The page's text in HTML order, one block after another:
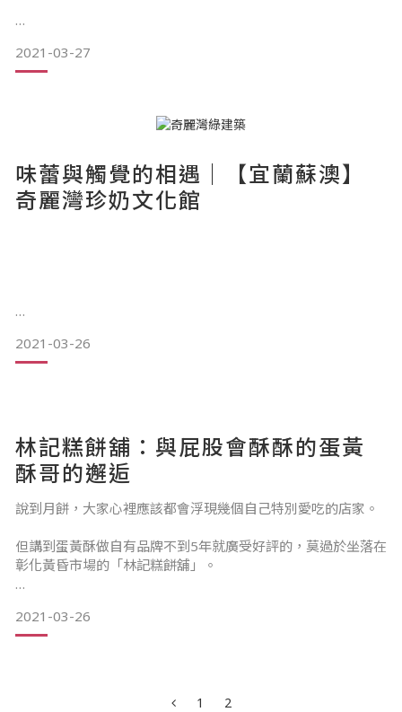
使用 Siiv產品後。（圖／黃
嬉說：生活旅行、香水還有我的男人
其實就是我肯定自己的每項選擇
&nb
2021-03-27
味蕾與觸覺的相遇｜【宜蘭蘇澳】
奇麗灣珍奶文化館
文化館」。
奇麗灣珍奶文化館以永續、友善生態、節能減碳、環境共生的
理念，打造出一座獨一無二會呼吸的房子。原本是以代工起
家，從內銷的穩固到將自家專業淋漓盡致推廣到全世界。
為了實現心中休閒食品的夢想，於是尋尋覓覓開啟了「奇麗灣
珍奶文化館」這個桃花源之地的旅程。奇麗灣珍奶文化館經
2021-03-26
林記糕餅舖：與屁股會酥酥的蛋黃
酥哥的邂逅
說到月餅，大家心裡應該都會浮現幾個自己特別愛吃的店家。
但講到蛋黃酥做自有品牌不到5年就廣受好評的，莫過於坐落在
彰化黃昏市場的「林記糕餅舖」。
林爸爸靠著老練的四十年烘培手藝經驗，伴著貼心的女兒們的
2021-03-26
1 2